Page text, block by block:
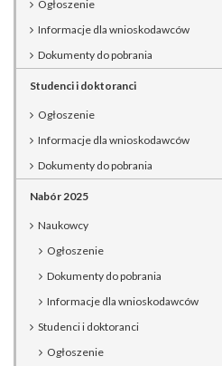
Ogłoszenie
Informacje dla wnioskodawców
Dokumenty do pobrania
Studenci i doktoranci
Ogłoszenie
Informacje dla wnioskodawców
Dokumenty do pobrania
Nabór 2025
Naukowcy
Ogłoszenie
Dokumenty do pobrania
Informacje dla wnioskodawców
Studenci i doktoranci
Ogłoszenie